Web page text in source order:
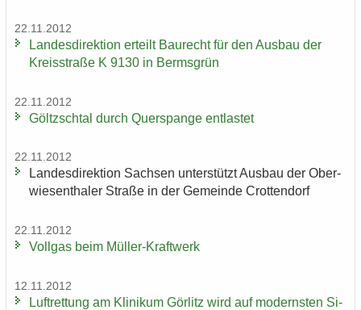
22.11.2012
Lan­des­di­rek­ti­on er­teilt Bau­recht für den Aus­bau der
Kreis­stra­ße K 9130 in Berms­grün
22.11.2012
Göltzsch­tal durch Quer­span­ge ent­las­tet
22.11.2012
Lan­des­di­rek­ti­on Sach­sen un­ter­stützt Aus­bau der Ober­
wie­sen­tha­ler Stra­ße in der Ge­mein­de Crot­ten­dorf
22.11.2012
Voll­gas beim Müller-​Kraftwerk
12.11.2012
Luft­ret­tung am Kli­ni­kum Gör­litz wird auf mo­derns­ten Si­